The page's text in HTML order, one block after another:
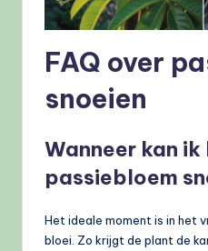
FAQ over
snoeien
Wanneer kan
passiebloem
Het ideale moment is in het
bloei. Zo krijgt de plant de